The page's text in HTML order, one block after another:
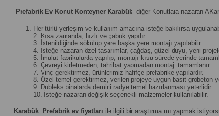
Prefabrik Ev Konut Konteyner Karabük diğer Konutlara nazaran
Her türlü yerleşim ve kullanım amacına isteğe bakılırsa
2. Kısa zamanda, hızlı ve çabuk yapılır.
3. İstenildiğinde sökülüp yere başka yere montajı yapılabilir.
4. İsteğe nazaran özel tasarımlar, çağdaş, güzel duyu, yeni
5. İmalat fabrikalarda yapılıp, montajı kısa sürede yerinde
6. Çevreyi kirletmeden, tahribat yapmadan montajı tamamlanır.
7. Vinç gerektirmez, ürünlerimiz hafifçe prefabrike yapılardır.
8. Özel temel gerektirmez, verilen projeye uygun basit grobeton
9. Dubleks binalarda demirli radye temel hazırlanması yeterlidir.
10. İsteğe nazaran değişik seçenekli malzemeler kullanılabilir.
Karabük Prefabrik ev fiyatları ile ilgili bir araştırma mı yapmak